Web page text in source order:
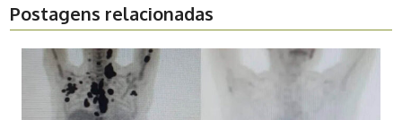
Postagens relacionadas